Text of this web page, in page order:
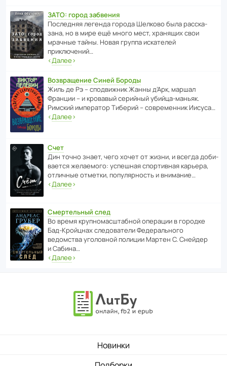
ЗАТО: город забвения
После­дняя легенда города Шелково была расска­
зана, но в мире ещё много мест, хранящих свои
мрачные тайны. Новая группа иска­телей
приключений…
‹Далее›
Возвращение Синей Бороды
Жиль де Рэ – спод­ви­жник Жанны д’Арк, маршал
Франции – и кровавый серийный убийца-маньяк.
Римский импе­ратор Тиберий – совре­менник Иисуса…
‹Далее›
Счет
Дин точно знает, чего хочет от жизни, и всегда доби­
ва­ется жела­е­мого: успе­шная спор­ти­вная карьера,
отли­чные отметки, попу­ля­р­ность и внимание…
‹Далее›
Смертельный след
Во время круп­но­мас­ш­та­бной операции в городке
Бад‑Крой­цнах следо­ва­тели Феде­раль­ного
ведомства уголо­вной полиции Мартен С. Снейдер
и Сабина…
‹Далее›
Новинки